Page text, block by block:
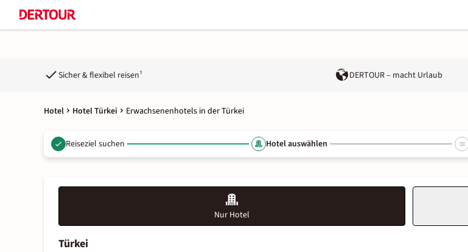
Sicher & flexibel reisen¹ DERTOUR – macht Urlaub
Hotel Hotel Türkei Erwachsenenhotels in der Türkei
Reiseziel suchen Hotel auswählen
Nur Hotel
Türkei